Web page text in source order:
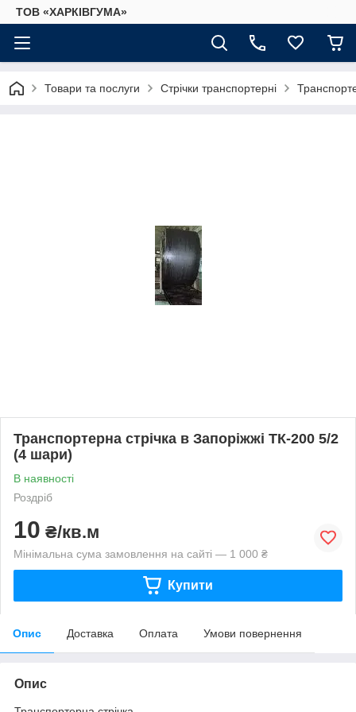
ТОВ «ХАРКІВГУМА»
Товари та послуги Стрічки транспортерні
Транспортерна стрічка в Запоріжжі ТК-200 5/2
(4 шари)
В наявності
Роздріб
10 ₴/кв.м
Мінімальна сума замовлення на сайті — 1 000 ₴
Купити
Опис Доставка Оплата Умови повернення
Опис